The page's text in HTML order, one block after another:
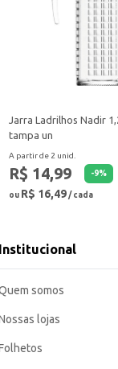
Jarra Ladrilhos Nadir
tampa un
A partir de 2 unid.
R$ 14,99 -9%
ou R$ 16,49/ cada
Institucional
somos
lojas